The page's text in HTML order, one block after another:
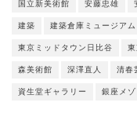
国立新美術館 安藤忠雄
建築 建築倉庫ミュージアム
東京ミッドタウン日比谷
森美術館 深澤直人 清春
資生堂ギャラリー 銀座メ